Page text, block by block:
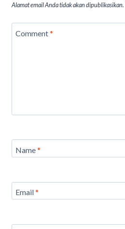
Alamat email Anda tidak akan dipublikasikan.
Comment*
Name*
Email*